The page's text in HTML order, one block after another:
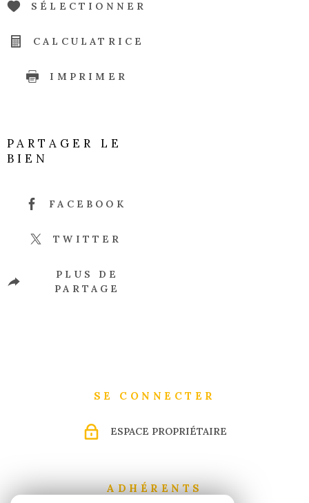
SÉLECTIONNER
CALCULATRICE
IMPRIMER
PARTAGER LE
BIEN
FACEBOOK
TWITTER
PLUS DE
PARTAGE
SE CONNECTER
ESPACE PROPRIÉTAIRE
ADHÉRENTS